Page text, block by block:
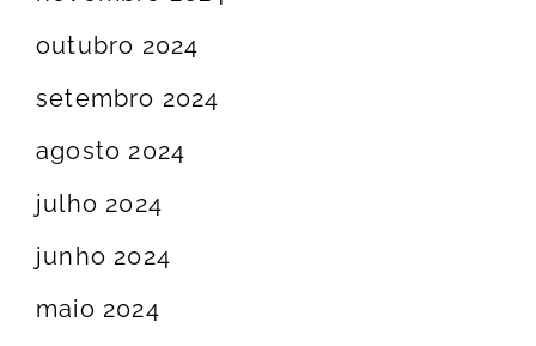
outubro 2024
setembro 2024
agosto 2024
julho 2024
junho 2024
maio 2024